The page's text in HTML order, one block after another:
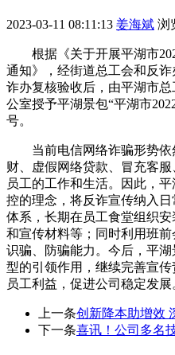
2023-03-11 08:11:13 姜海斌 浏
根据《关于开展平湖市
通知》，经街道总工会和反
诈办复核验收后，由平湖市
公室授予平湖景包“平湖市
号。
当前电信网络诈骗形势
财、虚假网络贷款、冒充客
员工的工作和生活。因此，
控的理念，将反诈宣传纳入
体系，长期在员工食堂组织
和宣传材料等；同时利用班
识骗、防骗能力。今后，平
型的引领作用，继续完善宣
员工利益，促进公司稳定发展
上一条创新降本助增效
下一条喜讯！公司多名